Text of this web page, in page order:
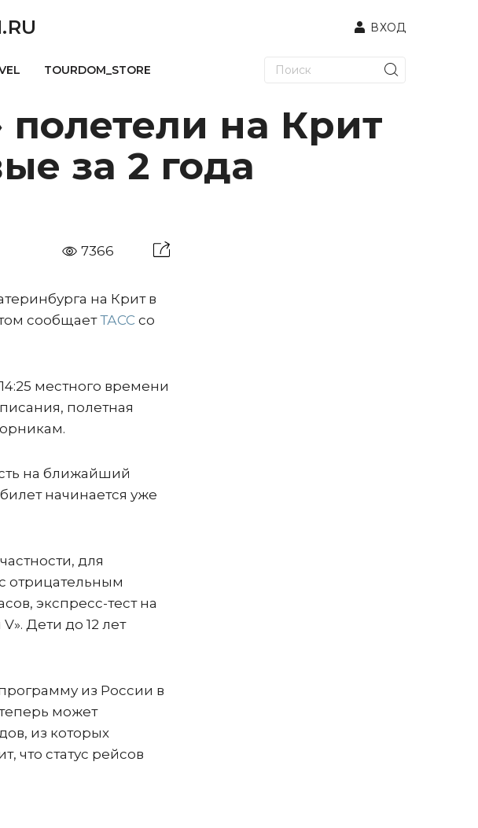
ВХОД
TOURDOM_STORE
на Крит
за 2 года
7366
на Крит в
сообщаетТАСС со
местного времени
полетная
на ближайший
начинается уже
для
отрицательным
экспресс-тест на
Дети до 12 лет
из России в
может
из которых
что статус рейсов